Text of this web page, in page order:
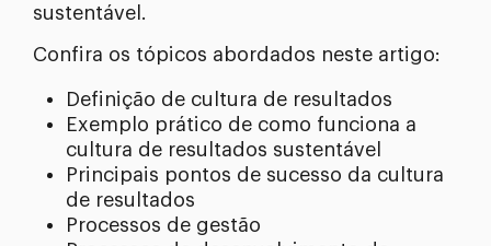
sustentável.
Confira os tópicos abordados neste artigo:
Definição de cultura de resultados
Exemplo prático de como funciona a
cultura de resultados sustentável
Principais pontos de sucesso da cultura
de resultados
Processos de gestão